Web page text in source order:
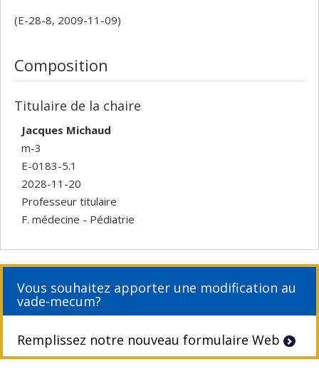
(E-28-8, 2009-11-09)
Composition
Titulaire de la chaire
Jacques Michaud
m-3
E-0183-5.1
2028-11-20
Professeur titulaire
F. médecine - Pédiatrie
Vous souhaitez apporter une modification au
vade-mecum?
Remplissez notre nouveau formulaire Web